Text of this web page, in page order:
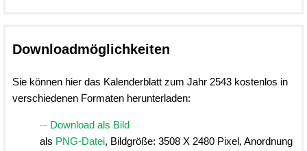
Downloadmöglichkeiten
Sie können hier das Kalenderblatt zum Jahr 2543 kostenlos in
verschiedenen Formaten herunterladen:
Download als Bild
als PNG-Datei, Bildgröße: 3508 X 2480 Pixel, Anordnung